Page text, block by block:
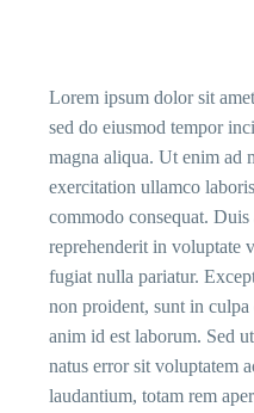
Lorem ipsum dolor sit
sed do eiusmod tempor
magna aliqua. Ut enim ad
exercitation ullamco
commodo consequat.
reprehenderit in voluptate
fugiat nulla pariatur.
non proident, sunt in
anim id est laborum. Sed
natus error sit voluptatem
laudantium, totam rem